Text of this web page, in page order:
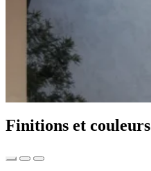
Finitions et couleurs